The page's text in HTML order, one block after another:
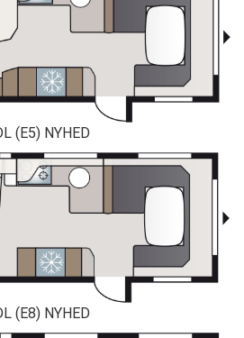
(E5) NYHED
(E8) NYHED